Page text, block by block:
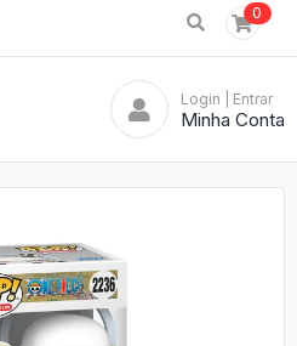
0
Login | Entrar
Minha Conta